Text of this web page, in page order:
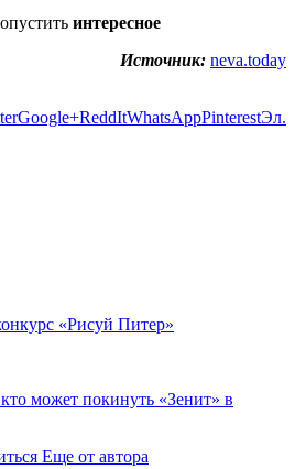
интересное
Источник: neva.today
Google+ReddItWhatsAppPinterestЭл.
«Рисуй Питер»
может покинуть «Зенит» в
Еще от автора